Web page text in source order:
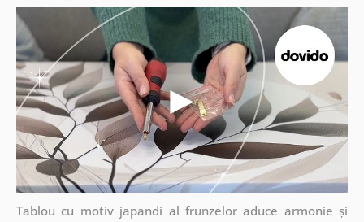
Tablou cu motiv japandi al frunzelor aduce armonie și